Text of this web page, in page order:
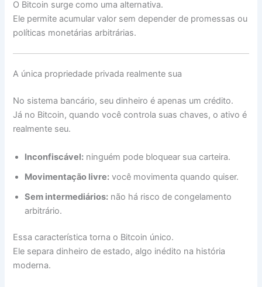
O Bitcoin surge como uma alternativa.
Ele permite acumular valor sem depender de promessas ou
políticas monetárias arbitrárias.
A única propriedade privada realmente sua
No sistema bancário, seu dinheiro é apenas um crédito.
Já no Bitcoin, quando você controla suas chaves, o ativo é
realmente seu.
Inconfiscável: ninguém pode bloquear sua carteira.
Movimentação livre: você movimenta quando quiser.
Sem intermediários: não há risco de congelamento
arbitrário.
Essa característica torna o Bitcoin único.
Ele separa dinheiro de estado, algo inédito na história
moderna.